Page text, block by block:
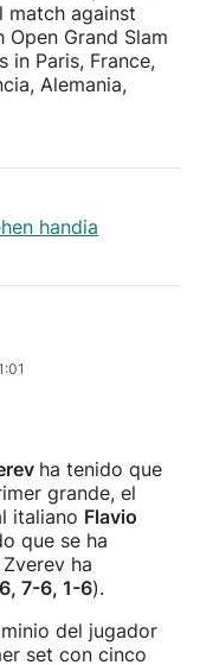
handia
ha tenido que
grande, el
italiano Flavio
que se ha
ha
7-6, 1-6).
del jugador
set con cinco